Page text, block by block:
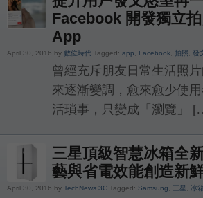
Facebook 開發獨立
App
April 30, 2016 by 數位時代 Tagged: app, Facebook, 拍照, 發
曾經充斥朋友日常生活照
來逐漸變調，愈來愈少使
活瑣事，只變成「瀏覽」
三星頂級智慧冰箱全
藝與省電效能創造新
April 30, 2016 by TechNews 3C Tagged: Samsung, 三星 , 冰箱